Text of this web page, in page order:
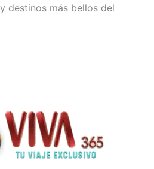
destinos más bellos del